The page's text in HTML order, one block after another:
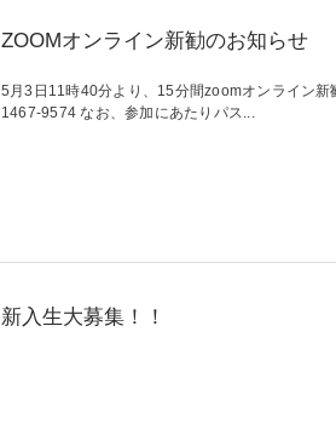
ZOOMオンライン新勧のお知らせ
5月3日11時40分より、15分間zoomオンライン
1467-9574 なお、参加にあたりパス...
新入生大募集！！